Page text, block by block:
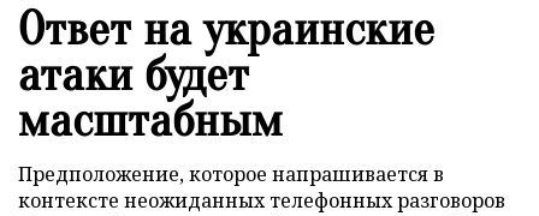
Ответ на украинские
атаки будет
масштабным
Предположение, которое напрашивается в
контексте неожиданных телефонных разговоров